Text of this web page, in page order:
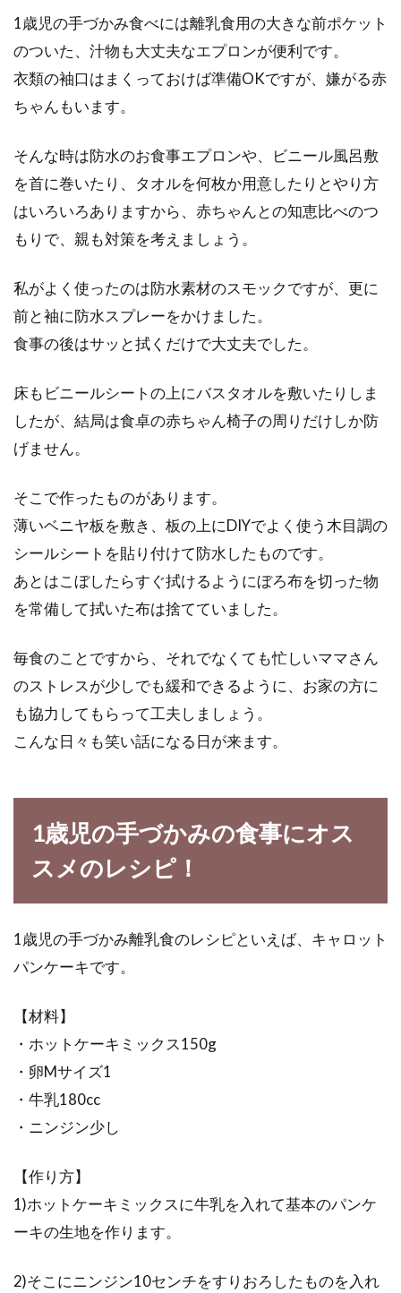
1歳児の手づかみ食べには離乳食用の大きな前ポケット
のついた、汁物も大丈夫なエプロンが便利です。
衣類の袖口はまくっておけば準備OKですが、嫌がる赤
ちゃんもいます。
そんな時は防水のお食事エプロンや、ビニール風呂敷
を首に巻いたり、タオルを何枚か用意したりとやり方
はいろいろありますから、赤ちゃんとの知恵比べのつ
もりで、親も対策を考えましょう。
私がよく使ったのは防水素材のスモックですが、更に
前と袖に防水スプレーをかけました。
食事の後はサッと拭くだけで大丈夫でした。
床もビニールシートの上にバスタオルを敷いたりしま
したが、結局は食卓の赤ちゃん椅子の周りだけしか防
げません。
そこで作ったものがあります。
薄いベニヤ板を敷き、板の上にDIYでよく使う木目調の
シールシートを貼り付けて防水したものです。
あとはこぼしたらすぐ拭けるようにぼろ布を切った物
を常備して拭いた布は捨てていました。
毎食のことですから、それでなくても忙しいママさん
のストレスが少しでも緩和できるように、お家の方に
も協力してもらって工夫しましょう。
こんな日々も笑い話になる日が来ます。
1歳児の手づかみの食事にオス
スメのレシピ！
1歳児の手づかみ離乳食のレシピといえば、キャロット
パンケーキです。
【材料】
・ホットケーキミックス150g
・卵Mサイズ1
・牛乳180cc
・ニンジン少し
【作り方】
1)ホットケーキミックスに牛乳を入れて基本のパンケ
ーキの生地を作ります。
2)そこにニンジン10センチをすりおろしたものを入れ